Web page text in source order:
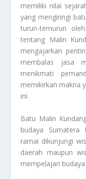
memiliki nilai
yang mengiringi
turun-temurun
tentang Malin
mengajarkan
membalas jasa
menikmati
memikirkan makna
ini.
Batu Malin
budaya Sumatera
ramai dikunjungi
daerah maupun
mempelajari